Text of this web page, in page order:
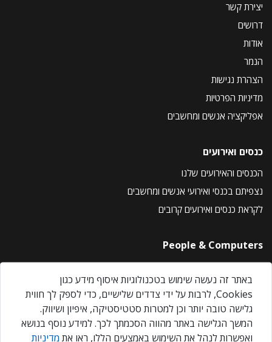
יצירת קשר
דרושים
אודות
הנמר
הצהרת נגישות
מדיניות הפרטיות
אפליקציה אנשים ומחשבים
כנסים ואירועים
הכנסים והאירועים שלנו
נצפיתם בכנסי ואירועי אנשים ומחשבים
לקראת כנסים ואירועים קרובים
People & Computers
About Us
Privacy Policy
Contact Us
Our Events
באתר זה נעשה שימוש בטכנולוגיות איסוף מידע כגון
Cookies, לרבות על ידי צדדים שלישיים, כדי לספק לך חווית
גלישה טובה יותר וכן למטרות סטטיסטיקה, איפיון ושיווק.
המשך הגלישה באתר מהווה הסכמתך לכך. למידע נוסף בנושא
ואפשרות לנהל את השימוש באמצעים הללו, ראו את מדיניות